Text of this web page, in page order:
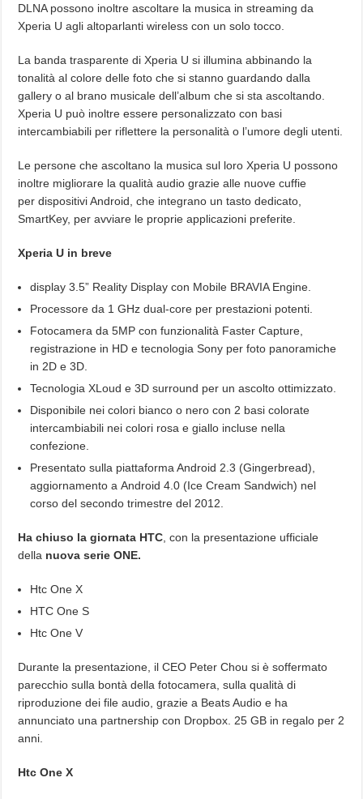
DLNA possono inoltre ascoltare la musica in streaming da
Xperia U agli altoparlanti wireless con un solo tocco.
La banda trasparente di Xperia U si illumina abbinando la
tonalità al colore delle foto che si stanno guardando dalla
gallery o al brano musicale dell’album che si sta ascoltando.
Xperia U può inoltre essere personalizzato con basi
intercambiabili per riflettere la personalità o l’umore degli utenti.
Le persone che ascoltano la musica sul loro Xperia U possono
inoltre migliorare la qualità audio grazie alle nuove cuffie
per dispositivi Android, che integrano un tasto dedicato,
SmartKey, per avviare le proprie applicazioni preferite.
Xperia U in breve
display 3.5” Reality Display con Mobile BRAVIA Engine.
Processore da 1 GHz dual-core per prestazioni potenti.
Fotocamera da 5MP con funzionalità Faster Capture,
registrazione in HD e tecnologia Sony per foto panoramiche
in 2D e 3D.
Tecnologia XLoud e 3D surround per un ascolto ottimizzato.
Disponibile nei colori bianco o nero con 2 basi colorate
intercambiabili nei colori rosa e giallo incluse nella
confezione.
Presentato sulla piattaforma Android 2.3 (Gingerbread),
aggiornamento a Android 4.0 (Ice Cream Sandwich) nel
corso del secondo trimestre del 2012.
Ha chiuso la giornata HTC , con la presentazione ufficiale
della nuova serie ONE.
Htc One X
HTC One S
Htc One V
Durante la presentazione, il CEO Peter Chou si è soffermato
parecchio sulla bontà della fotocamera, sulla qualità di
riproduzione dei file audio, grazie a Beats Audio e ha
annunciato una partnership con Dropbox. 25 GB in regalo per 2
anni.
Htc One X